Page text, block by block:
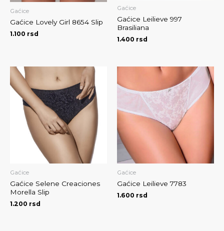
Gaćice
Gaćice Lovely Girl 8654 Slip
1.100 rsd
Gaćice
Gaćice Leilieve 997
Brasiliana
1.400 rsd
Gaćice
Gaćice Selene Creaciones
Morella Slip
1.200 rsd
Gaćice
Gaćice Leilieve 7783
1.600 rsd